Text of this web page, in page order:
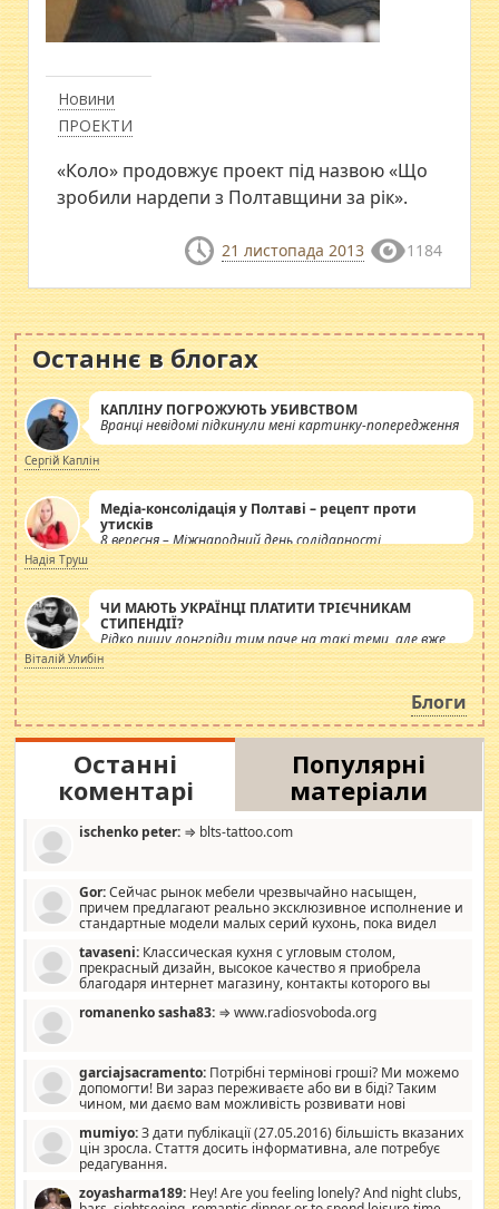
Новини
ПРОЕКТИ
«Коло» продовжує проект під назвою «Що
зробили нардепи з Полтавщини за рік».
21 листопада 2013 1184
Останнє в блогах
КАПЛІНУ ПОГРОЖУЮТЬ УБИВСТВОМ
Вранці невідомі підкинули мені картинку-попередження
Сергій Каплін
Медіа-консолідація у Полтаві – рецепт проти
утисків
8 вересня – Міжнародний день солідарності
журналістів.
Надія Труш
ЧИ МАЮТЬ УКРАЇНЦІ ПЛАТИТИ ТРІЄЧНИКАМ
СТИПЕНДІЇ?
Рідко пишу лонгріди тим паче на такі теми, але вже
просто дістало! Обурюють сьогоднішні інсенуації
навколо стипендіального питання. Штучно
роздувається ще одна соціальна катастрофа.
Віталій Улибін
Блоги
Останні
коментарі
Популярні
матеріали
ischenko peter: ⇒ blts-tattoo.com
Gor:Сейчас рынок мебели чрезвычайно насыщен,
причем предлагают реально эксклюзивное исполнение и
стандартные модели малых серий кухонь, пока видел
стандартные формы, в MebelOk, креативненько и что главное -
со вкусом все в порядке, без ненужных наворотов удорожающих
мебель, а это не последний фактор.
tavaseni: Классическая кухня с угловым столом,
прекрасный дизайн, высокое качество я приобрела
благодаря интернет магазину, контакты которого вы
romanenko sasha83: ⇒ www.radiosvoboda.org
garciajsacramento: Потрібні термінові гроші? Ми можемо
допомогти! Ви зараз переживаєте або ви в біді? Таким
чином, ми даємо вам можливість розвивати нові
допомагати людям, які намагаються дати їм шанс. Кожен
заслуговує на другий шанс, і, оскільки влада не зможе, вони
повинні приймати від інших. Для нас нема багато суми, і зрілість
витрат, а тільки узгоджених сум і нічого іншого. Не чекайте і не
mumiyo:З дати публікації (27.05.2016) більшість вказаних
цін зросла. Стаття досить інформативна, але потребує
редагування.
zoyasharma189: Hey! Are you feeling lonely? And night clubs,